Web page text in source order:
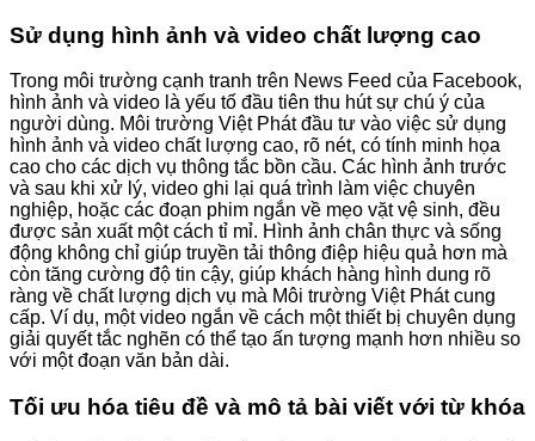
Sử dụng hình ảnh và video chất lượng cao
Trong môi trường cạnh tranh trên News Feed của Facebook,
hình ảnh và video là yếu tố đầu tiên thu hút sự chú ý của
người dùng. Môi trường Việt Phát đầu tư vào việc sử dụng
hình ảnh và video chất lượng cao, rõ nét, có tính minh họa
cao cho các dịch vụ thông tắc bồn cầu. Các hình ảnh trước
và sau khi xử lý, video ghi lại quá trình làm việc chuyên
nghiệp, hoặc các đoạn phim ngắn về mẹo vặt vệ sinh, đều
được sản xuất một cách tỉ mỉ. Hình ảnh chân thực và sống
động không chỉ giúp truyền tải thông điệp hiệu quả hơn mà
còn tăng cường độ tin cậy, giúp khách hàng hình dung rõ
ràng về chất lượng dịch vụ mà Môi trường Việt Phát cung
cấp. Ví dụ, một video ngắn về cách một thiết bị chuyên dụng
giải quyết tắc nghẽn có thể tạo ấn tượng mạnh hơn nhiều so
với một đoạn văn bản dài.
Tối ưu hóa tiêu đề và mô tả bài viết với từ khóa